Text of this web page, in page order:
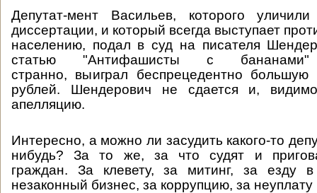
Депутат-мент Васильев, которого
диссертации, и который всегда выступает
населению, подал в суд на писателя
статью "Антифашисты с
странно, выиграл беспрецедентно
рублей. Шендерович не сдается и,
апелляцию.
Интересно, а можно ли засудить какого-то
нибудь? За то же, за что судят и
граждан. За клевету, за митинг, за езду
незаконный бизнес, за коррупцию, за неуплату